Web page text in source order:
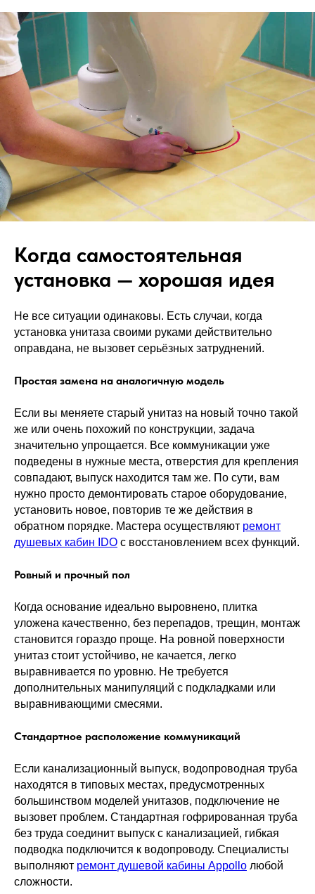
Когда самостоятельная
установка — хорошая идея
Не все ситуации одинаковы. Есть случаи, когда
установка унитаза своими руками действительно
оправдана, не вызовет серьёзных затруднений.
Простая замена на аналогичную модель
Если вы меняете старый унитаз на новый точно такой
же или очень похожий по конструкции, задача
значительно упрощается. Все коммуникации уже
подведены в нужные места, отверстия для крепления
совпадают, выпуск находится там же. По сути, вам
нужно просто демонтировать старое оборудование,
установить новое, повторив те же действия в
обратном порядке. Мастера осуществляют ремонт
душевых кабин IDO с восстановлением всех функций.
Ровный и прочный пол
Когда основание идеально выровнено, плитка
уложена качественно, без перепадов, трещин, монтаж
становится гораздо проще. На ровной поверхности
унитаз стоит устойчиво, не качается, легко
выравнивается по уровню. Не требуется
дополнительных манипуляций с подкладками или
выравнивающими смесями.
Стандартное расположение коммуникаций
Если канализационный выпуск, водопроводная труба
находятся в типовых местах, предусмотренных
большинством моделей унитазов, подключение не
вызовет проблем. Стандартная гофрированная труба
без труда соединит выпуск с канализацией, гибкая
подводка подключится к водопроводу. Специалисты
выполняют ремонт душевой кабины Appollo любой
сложности.